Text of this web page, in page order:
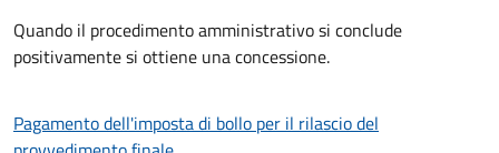
Quando il procedimento amministrativo si conclude
positivamente si ottiene una concessione.
Pagamento dell'imposta di bollo per il rilascio del